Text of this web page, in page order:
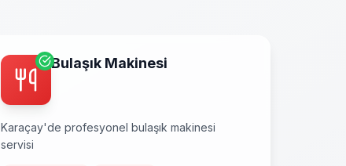
Bulaşık Makinesi
Karaçay'de profesyonel bulaşık makinesi
servisi